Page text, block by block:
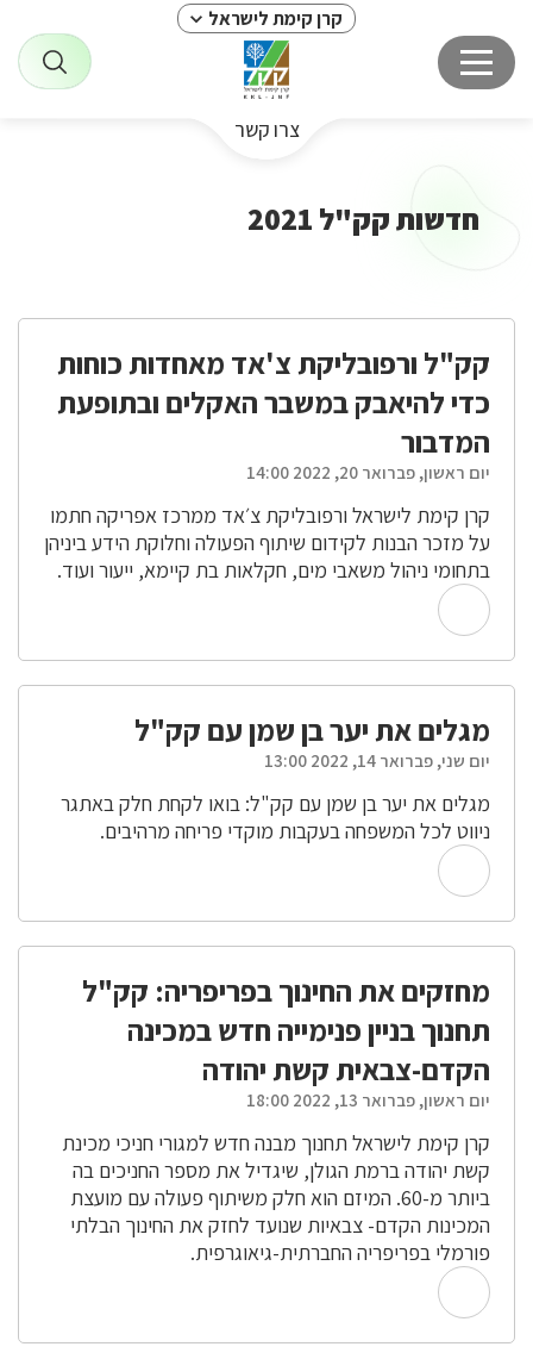
קרן קימת לישראל
צרו קשר
חדשות קק"ל 2021
קק"ל ורפובליקת צ'אד מאחדות כוחות
כדי להיאבק במשבר האקלים ובתופעת
המדבור
יום ראשון, פברואר 20, 2022 14:00
קרן קימת לישראל ורפובליקת צ׳אד ממרכז אפריקה חתמו
על מזכר הבנות לקידום שיתוף הפעולה וחלוקת הידע ביניהן
בתחומי ניהול משאבי מים, חקלאות בת קיימא, ייעור ועוד.
מגלים את יער בן שמן עם קק"ל
יום שני, פברואר 14, 2022 13:00
מגלים את יער בן שמן עם קק"ל: בואו לקחת חלק באתגר
ניווט לכל המשפחה בעקבות מוקדי פריחה מרהיבים.
מחזקים את החינוך בפריפריה: קק"ל
תחנוך בניין פנימייה חדש במכינה
הקדם-צבאית קשת יהודה
יום ראשון, פברואר 13, 2022 18:00
קרן קימת לישראל תחנוך מבנה חדש למגורי חניכי מכינת
קשת יהודה ברמת הגולן, שיגדיל את מספר החניכים בה
ביותר מ-60. המיזם הוא חלק משיתוף פעולה עם מועצת
המכינות הקדם- צבאיות שנועד לחזק את החינוך הבלתי
פורמלי בפריפריה החברתית-גיאוגרפית.